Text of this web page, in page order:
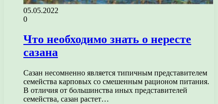
05.05.2022
0
Что необходимо знать о нересте
сазана
Сазан несомненно является типичным представителем
семейства карповых со смешенным рационом питания.
В отличия от большинства иных представителей
семейства, сазан растет…